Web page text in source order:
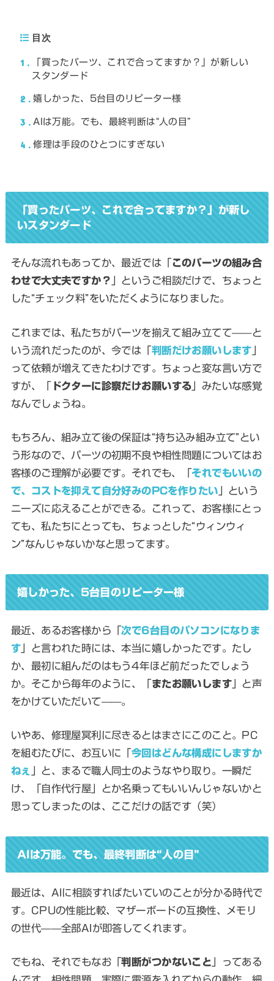
目次
1
「買ったパーツ、これで合ってますか？」が新しい
スタンダード
2 嬉しかった、5台目のリピーター様
3 AIは万能。でも、最終判断は“人の目”
4 修理は手段のひとつにすぎない
「買ったパーツ、これで合ってますか？」が新し
いスタンダード
そんな流れもあってか、最近では「 このパーツの組み合
わせで大丈夫ですか？
」というご相談だけで、ちょっと
した“チェック料”をいただくようになりました。
これまでは、私たちがパーツを揃えて組み立てて——と
いう流れだったのが、今では「判断だけお願いします
って依頼が増えてきたわけです。ちょっと変な言い方で
すが、「 ドクターに診察だけお願いする 」みたいな感覚
なんでしょうね。
もちろん、組み立て後の保証は“持ち込み組み立て”とい
う形なので、パーツの初期不良や相性問題についてはお
客様のご理解が必要です。それでも、「それでもいいの
で、コストを抑えて自分好みのPCを作りたい 」という
ニーズに応えることができる。これって、お客様にとっ
ても、私たちにとっても、ちょっとした“ウィンウィ
ン”なんじゃないかなと思ってます。
嬉しかった、5台目のリピーター様
最近、あるお客様から「次で6台目のパソコンになりま
す 」と言われた時には、本当に嬉しかったです。たし
か、最初に組んだのはもう4年ほど前だったでしょう
か。そこから毎年のように、「またお願いします」と声
をかけていただいて——。
いやあ、修理屋冥利に尽きるとはまさにこのこと。PC
を組むたびに、お互いに「今回はどんな構成にしますか
ねぇ
」と、まるで職人同士のようなやり取り。一瞬だ
け、「自作代行屋」とか名乗ってもいいんじゃないかと
思ってしまったのは、ここだけの話です（笑）
AIは万能。でも、最終判断は“人の目”
最近は、AIに相談すればたいていのことが分かる時代で
す。CPUの性能比較、マザーボードの互換性、メモリ
の世代——全部AIが即答してくれます。
でもね、それでもなお「判断がつかないこと
」ってある